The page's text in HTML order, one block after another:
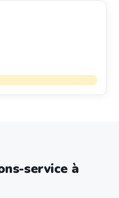
service à